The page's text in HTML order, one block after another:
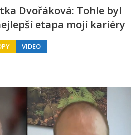
Dvořáková: Tohle byl
etapa mojí kariéry
VIDEO